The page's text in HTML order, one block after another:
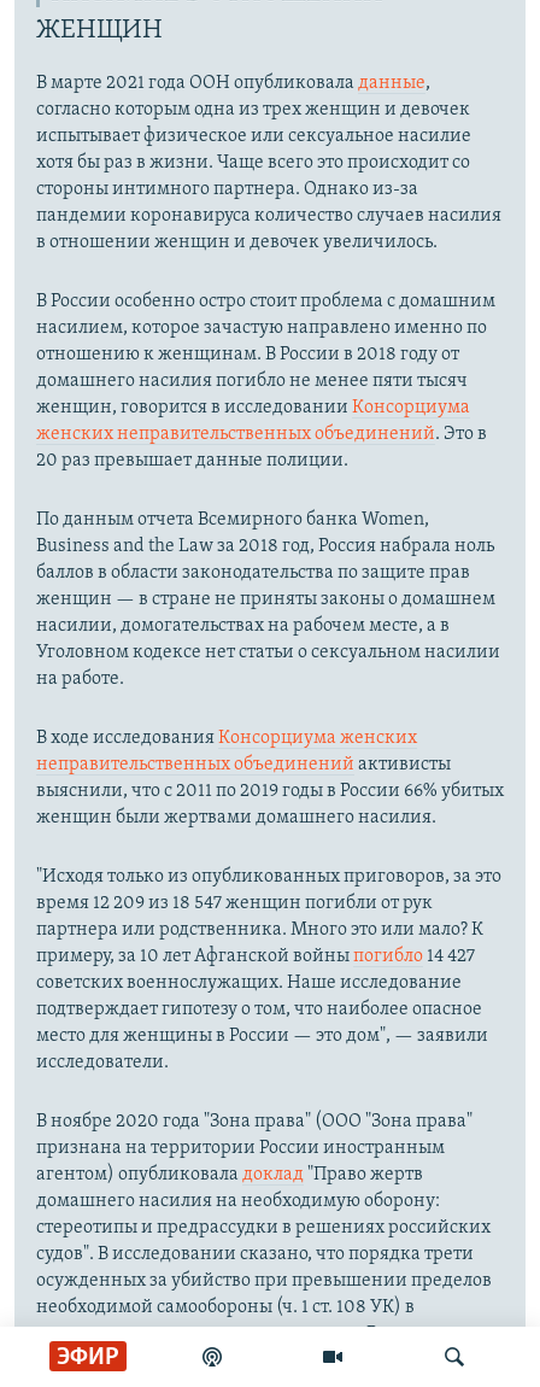
ЭФИР
ЖЕНЩИН
В марте 2021 года ООН опубликовала данные,
согласно которым одна из трех женщин и девочек
испытывает физическое или сексуальное насилие
хотя бы раз в жизни. Чаще всего это происходит со
стороны интимного партнера. Однако из-за
пандемии коронавируса количество случаев насилия
в отношении женщин и девочек увеличилось.
В России особенно остро стоит проблема с домашним
насилием, которое зачастую направлено именно по
отношению к женщинам. В России в 2018 году от
домашнего насилия погибло не менее пяти тысяч
женщин, говорится в исследовании Консорциума
женских неправительственных объединений. Это в
20 раз превышает данные полиции.
По данным отчета Всемирного банка Women,
Business and the Law за 2018 год, Россия набрала ноль
баллов в области законодательства по защите прав
женщин — в стране не приняты законы о домашнем
насилии, домогательствах на рабочем месте, а в
Уголовном кодексе нет статьи о сексуальном насилии
на работе.
В ходе исследованияКонсорциума женских
неправительственных объединений активисты
выяснили, что с 2011 по 2019 годы в России 66% убитых
женщин были жертвами домашнего насилия.
"Исходя только из опубликованных приговоров, за это
время 12 209 из 18 547 женщин погибли от рук
партнера или родственника. Много это или мало? К
примеру, за 10 лет Афганской войныпогибло 14 427
советских военнослужащих. Наше исследование
подтверждает гипотезу о том, что наиболее опасное
место для женщины в России — это дом", — заявили
исследователи.
В ноябре 2020 года "Зона права" (ООО "Зона права"
признана на территории России иностранным
агентом) опубликовала доклад "Право жертв
домашнего насилия на необходимую оборону:
стереотипы и предрассудки в решениях российских
судов". В исследовании сказано, что порядка трети
осужденных за убийство при превышении пределов
необходимой самообороны (ч. 1 ст. 108 УК) в
первой половине 2020 года по этому составу были